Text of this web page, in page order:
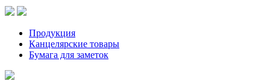
Продукция
Канцелярские товары
Бумага для заметок